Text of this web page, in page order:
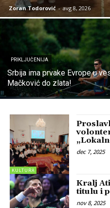
Zoran Todorović - avg 8, 2026
PRIKLJUČENIJA
Srbija ima prvake Evrope u
Mačković do zlata!
KULTURA
dec 7, 2025
Kralj
titulu i
nov 8, 2025